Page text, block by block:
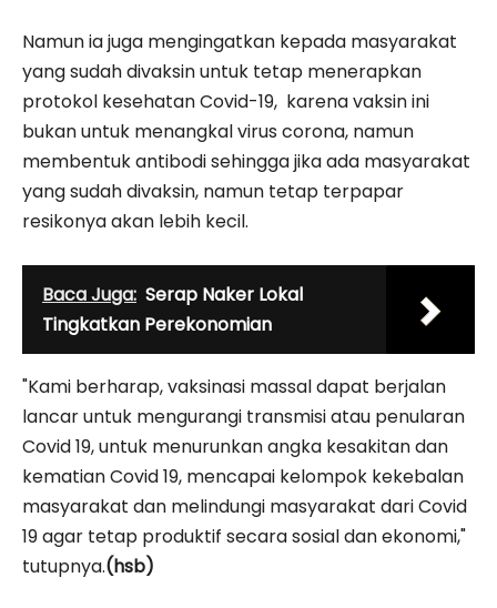
Namun ia juga mengingatkan kepada masyarakat
yang sudah divaksin untuk tetap menerapkan
protokol kesehatan Covid-19, karena vaksin ini
bukan untuk menangkal virus corona, namun
membentuk antibodi sehingga jika ada masyarakat
yang sudah divaksin, namun tetap terpapar
resikonya akan lebih kecil.
Baca Juga: Serap Naker Lokal
Tingkatkan Perekonomian
"Kami berharap, vaksinasi massal dapat berjalan
lancar untuk mengurangi transmisi atau penularan
Covid 19, untuk menurunkan angka kesakitan dan
kematian Covid 19, mencapai kelompok kekebalan
masyarakat dan melindungi masyarakat dari Covid
19 agar tetap produktif secara sosial dan ekonomi,"
tutupnya.(hsb)